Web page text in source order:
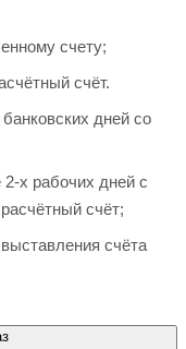
счету;
счёт.
дней со
2-х рабочих дней с
счёт;
счёта